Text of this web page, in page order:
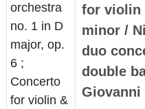
for violin
minor /
duo
double